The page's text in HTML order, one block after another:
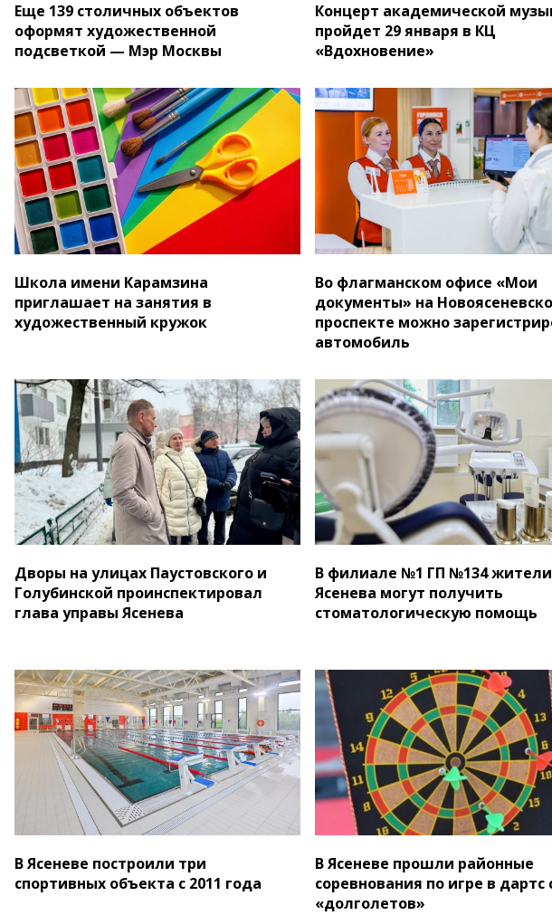
Еще 139 столичных объектов
оформят художественной
подсветкой — Мэр Москвы
Концерт академической
пройдет 29 января в КЦ
«Вдохновение»
Школа имени Карамзина
приглашает на занятия в
художественный кружок
Во флагманском офисе «Мои
документы» на
проспекте можно
автомобиль
Дворы на улицах Паустовского и
Голубинской проинспектировал
глава управы Ясенева
В филиале №1 ГП №134 жители
Ясенева могут получить
стоматологическую помощь
В Ясеневе построили три
спортивных объекта с 2011 года
В Ясеневе прошли районные
соревнования по игре в дартс
«долголетов»